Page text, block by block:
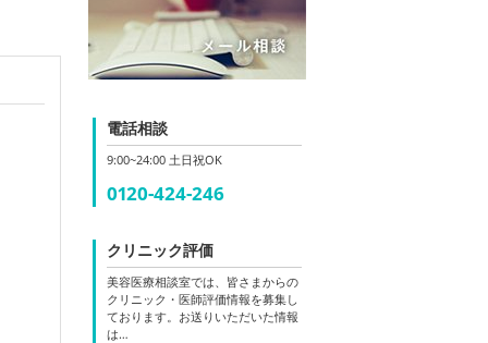
電話相談
9:00~24:00 土日祝OK
0120-424-246
クリニック評価
美容医療相談室では、皆さまからの
クリニック・医師評価情報を募集し
ております。お送りいただいた情報
は…